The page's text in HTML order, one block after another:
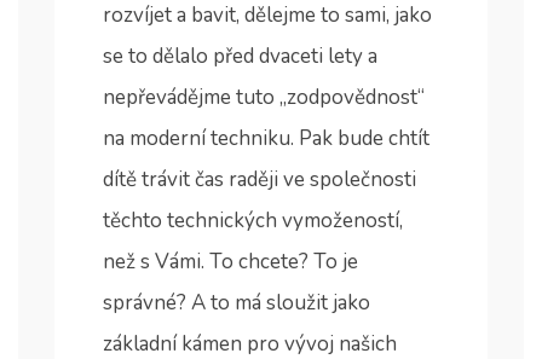
rozvíjet a bavit, dělejme to sami, jako
se to dělalo před dvaceti lety a
nepřevádějme tuto „zodpovědnost“
na moderní techniku. Pak bude chtít
dítě trávit čas raději ve společnosti
těchto technických vymožeností,
než s Vámi. To chcete? To je
správné? A to má sloužit jako
základní kámen pro vývoj našich